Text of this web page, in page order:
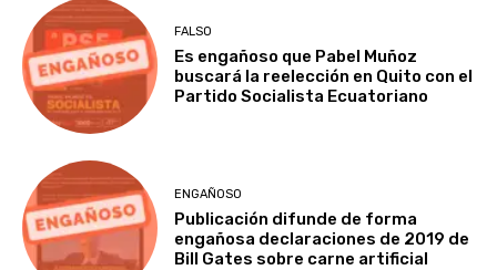
FALSO
Es engañoso que Pabel Muñoz
buscará la reelección en Quito con el
Partido Socialista Ecuatoriano
ENGAÑOSO
Publicación difunde de forma
engañosa declaraciones de 2019 de
Bill Gates sobre carne artificial